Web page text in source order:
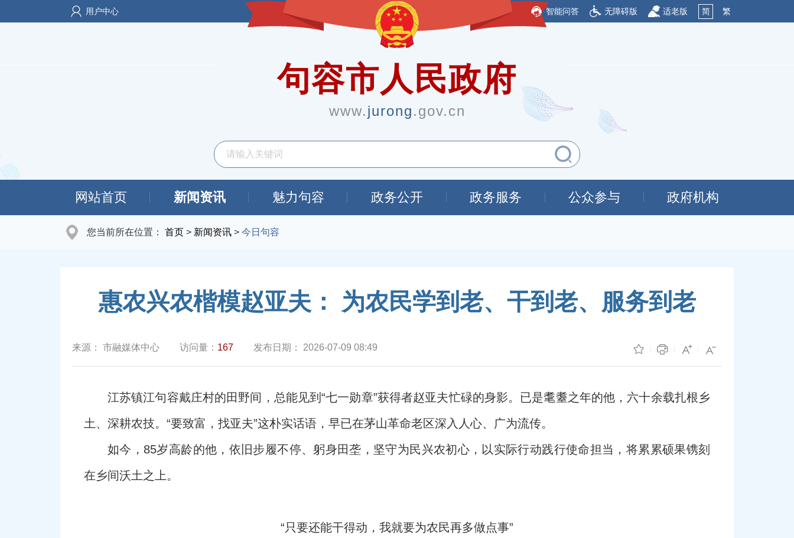
用户中心 智能问答 无障碍版 适老版 简 繁
句容市人民政府
www.jurong.gov.cn
网站首页 新闻资讯 魅力句容 政务公开 政务服务 公众参与 政府机构
您当前所在位置： 首页 > 新闻资讯 > 今日句容
惠农兴农楷模赵亚夫： 为农民学到老、干到老、服务到老
来源： 市融媒体中心 访问量： 167 发布日期： 2026-07-09 08:49
江苏镇江句容戴庄村的田野间，总能见到“七一勋章”获得者赵亚夫忙碌的身影。已是耄耋之年的他，六十余载扎根乡
土、深耕农技。“要致富，找亚夫”这朴实话语，早已在茅山革命老区深入人心、广为流传。
如今，85岁高龄的他，依旧步履不停、躬身田垄，坚守为民兴农初心，以实际行动践行使命担当，将累累硕果镌刻
在乡间沃土之上。
“只要还能干得动，我就要为农民再多做点事”